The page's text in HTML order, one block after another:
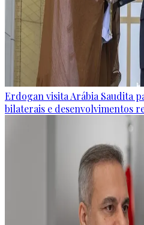
Erdogan visita Arábia Saudita
bilaterais e desenvolvimentos